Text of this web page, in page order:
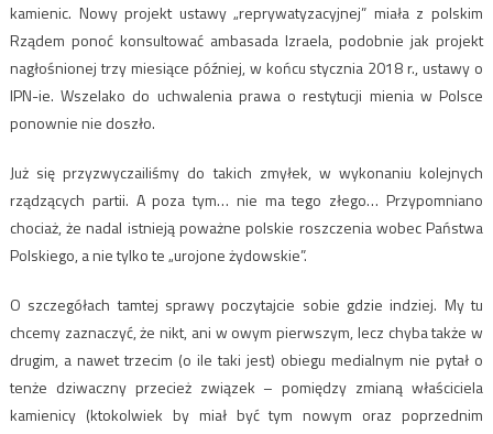
kamienic. Nowy projekt ustawy „reprywatyzacyjnej” miała z polskim
Rządem ponoć konsultować ambasada Izraela, podobnie jak projekt
nagłośnionej trzy miesiące później, w końcu stycznia 2018 r., ustawy o
IPN-ie. Wszelako do uchwalenia prawa o restytucji mienia w Polsce
ponownie nie doszło.
Już się przyzwyczailiśmy do takich zmyłek, w wykonaniu kolejnych
rządzących partii. A poza tym… nie ma tego złego… Przypomniano
chociaż, że nadal istnieją poważne polskie roszczenia wobec Państwa
Polskiego, a nie tylko te „urojone żydowskie”.
O szczegółach tamtej sprawy poczytajcie sobie gdzie indziej. My tu
chcemy zaznaczyć, że nikt, ani w owym pierwszym, lecz chyba także w
drugim, a nawet trzecim (o ile taki jest) obiegu medialnym nie pytał o
tenże dziwaczny przecież związek – pomiędzy zmianą właściciela
kamienicy (ktokolwiek by miał być tym nowym oraz poprzednim